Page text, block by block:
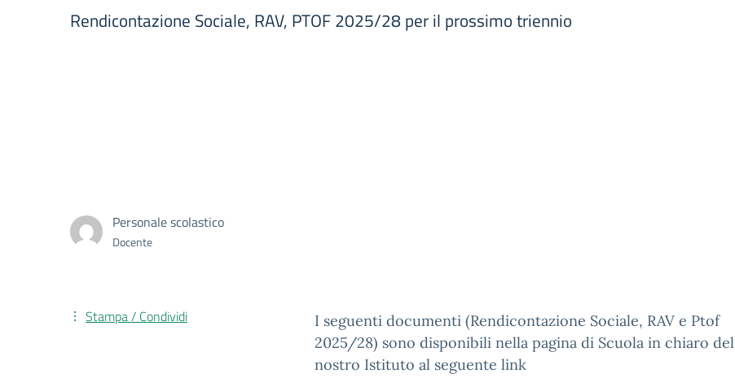
Rendicontazione Sociale, RAV, PTOF 2025/28 per il prossimo triennio
Personale scolastico
Docente
I seguenti documenti (Rendicontazione Sociale, RAV e Ptof
2025/28) sono disponibili nella pagina di Scuola in chiaro del
nostro Istituto al seguente link
Stampa / Condividi